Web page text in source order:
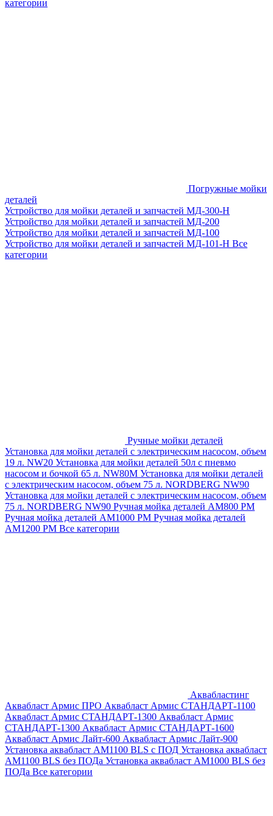
категории
Погружные мойки
деталей
Устройство для мойки деталей и запчастей МД-300-H
Устройство для мойки деталей и запчастей МД-200
Устройство для мойки деталей и запчастей МД-100
Устройство для мойки деталей и запчастей МД-101-Н Все
категории
Ручные мойки деталей
Установка для мойки деталей с электрическим насосом, объем
19 л. NW20 Установка для мойки деталей 50л с пневмо
насосом и бочкой 65 л. NW80M Установка для мойки деталей
с электрическим насосом, объем 75 л. NORDBERG NW90
Установка для мойки деталей с электрическим насосом, объем
75 л. NORDBERG NW90 Ручная мойка деталей АМ800 РМ
Ручная мойка деталей АМ1000 РМ Ручная мойка деталей
АМ1200 РМ Все категории
Аквабластинг
Аквабласт Армис ПРО Аквабласт Армис СТАНДАРТ-1100
Аквабласт Армис СТАНДАРТ-1300 Аквабласт Армис
СТАНДАРТ-1300 Аквабласт Армис СТАНДАРТ-1600
Аквабласт Армис Лайт-600 Аквабласт Армис Лайт-900
Установка аквабласт AM1100 BLS с ПОД Установка аквабласт
AM1100 BLS без ПОДа Установка аквабласт AM1000 BLS без
ПОДа Все категории